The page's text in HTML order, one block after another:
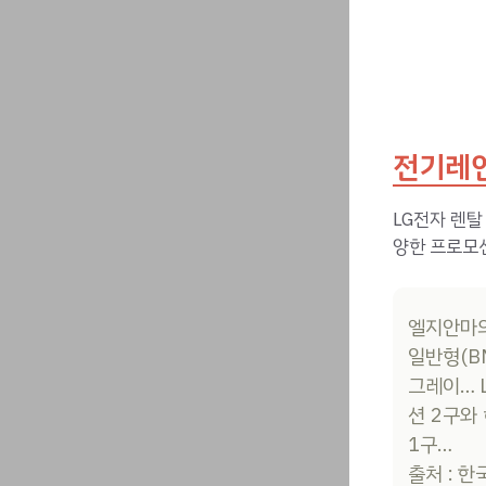
전기레
LG전자 렌
양한 프로모
엘지안
일반형
그레이…
션 2구와
1구…
출처 : 한